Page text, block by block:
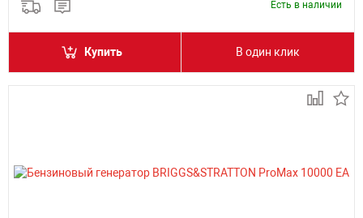
Есть в наличии
Купить В один клик